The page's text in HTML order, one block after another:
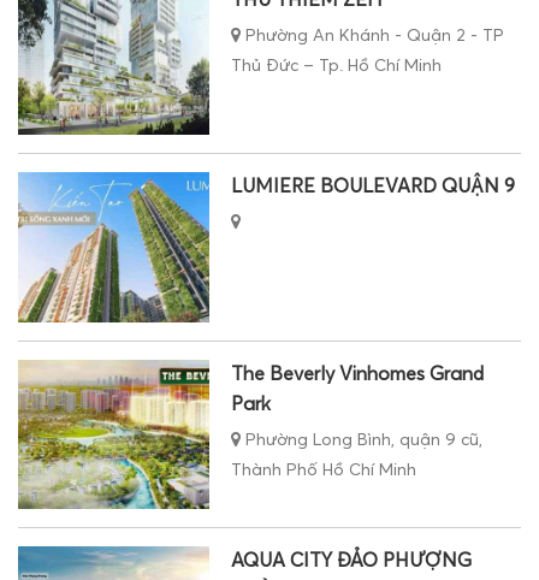
Phường An Khánh - Quận 2 - TP
Thủ Đức – Tp. Hồ Chí Minh
LUMIERE BOULEVARD QUẬN 9
The Beverly Vinhomes Grand
Park
Phường Long Bình, quận 9 cũ,
Thành Phố Hồ Chí Minh
AQUA CITY ĐẢO PHƯỢNG